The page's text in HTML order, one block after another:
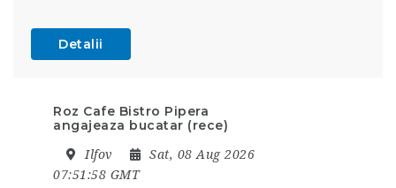
Detalii
Roz Cafe Bistro Pipera
angajeaza bucatar (rece)
Ilfov
Sat, 08 Aug 2026
07:51:58 GMT